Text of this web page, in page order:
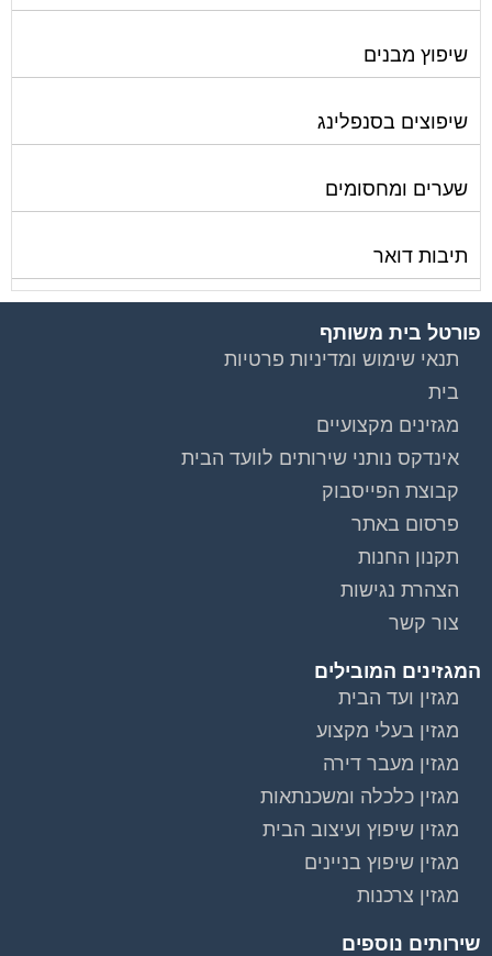
שיפוץ מבנים
שיפוצים בסנפלינג
שערים ומחסומים
תיבות דואר
פורטל בית משותף
תנאי שימוש ומדיניות פרטיות
בית
מגזינים מקצועיים
אינדקס נותני שירותים לוועד הבית
קבוצת הפייסבוק
פרסום באתר
תקנון החנות
הצהרת נגישות
צור קשר
המגזינים המובילים
מגזין ועד הבית
מגזין בעלי מקצוע
מגזין מעבר דירה
מגזין כלכלה ומשכנתאות
מגזין שיפוץ ועיצוב הבית
מגזין שיפוץ בניינים
מגזין צרכנות
שירותים נוספים